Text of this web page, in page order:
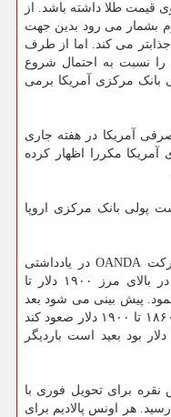
قیمت طلا داشته باشد. از
بشمار می رود بدین جهت
جذابتر می کند. اما از طرف
را نسبت به احتمال شروع
بانک مرکزی آمریکا برمی
آمریکا در هفته جاری
مکررا اظهار کرده
بانک مرکزی اروپا
جفری هالی، تحلیلگر ارشد بازار در شرکت OANDA در یادداشتی
نوشت: طلا برای حفظ افزایش قیمت در بالای مرز ۱۹۰۰ دلار تا
پیش بینی می شود بعد
از انتشار این آمار، طلا در بازه معاملات ۱۸۶۰ تا ۱۹۰۰ دلار صعود کند
و بالاترین قیمت هفته گذشته که ۱۹۱۷ دلار بود بعید است باردیگر
نقره برای تحویل فوری با
به ۲۷ دلار و ۷۹ سنت رسید. هر اونس پالادیم برای